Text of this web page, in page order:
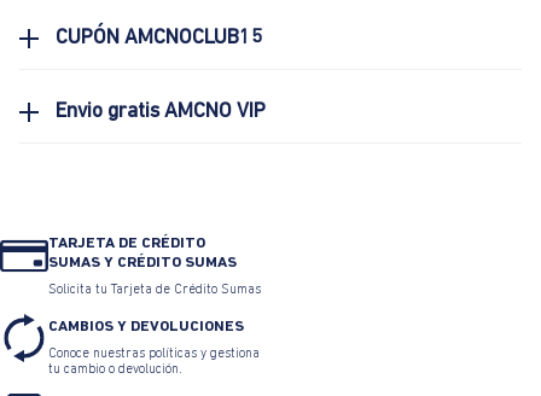
CUPÓN AMCNOCLUB15
Envio gratis AMCNO VIP
TARJETA DE CRÉDITO
SUMAS Y CRÉDITO SUMAS
Solicita tu Tarjeta de Crédito Sumas
CAMBIOS Y DEVOLUCIONES
Conoce nuestras políticas y gestiona
tu cambio o devolución.